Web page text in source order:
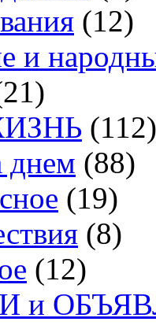
(12)
и
(112)
днем (88)
(19)
(8)
(12)
и